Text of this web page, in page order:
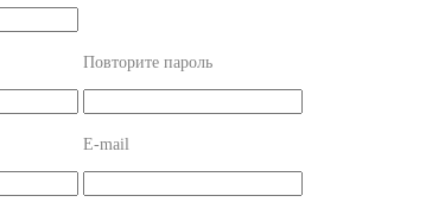
Повторите пароль
E-mail